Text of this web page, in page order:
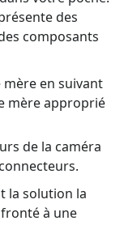
des
composants
en suivant
mère approprié
de la caméra
la solution la
à une